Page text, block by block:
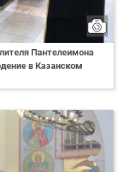
Пантелеимона
в Казанском